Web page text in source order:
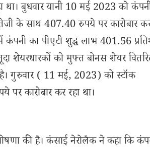
था। बुधवार यानी 10 मई 2023 को
के साथ 407.40 रुपये पर कारोबार
कंपनी का पीएटी शुद्ध लाभ 401.56
शेयरधारकों को मुफ्त बोनस शेयर
गुरुवार ( 11 मई, 2023) को स्टॉक
कारोबार कर रहा था।
की है। कंसाई नेरोलैक ने कहा कि